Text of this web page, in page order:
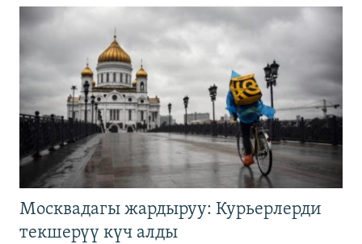
Москвадагы жардыруу: Курьерлерди
текшерүү күч алды